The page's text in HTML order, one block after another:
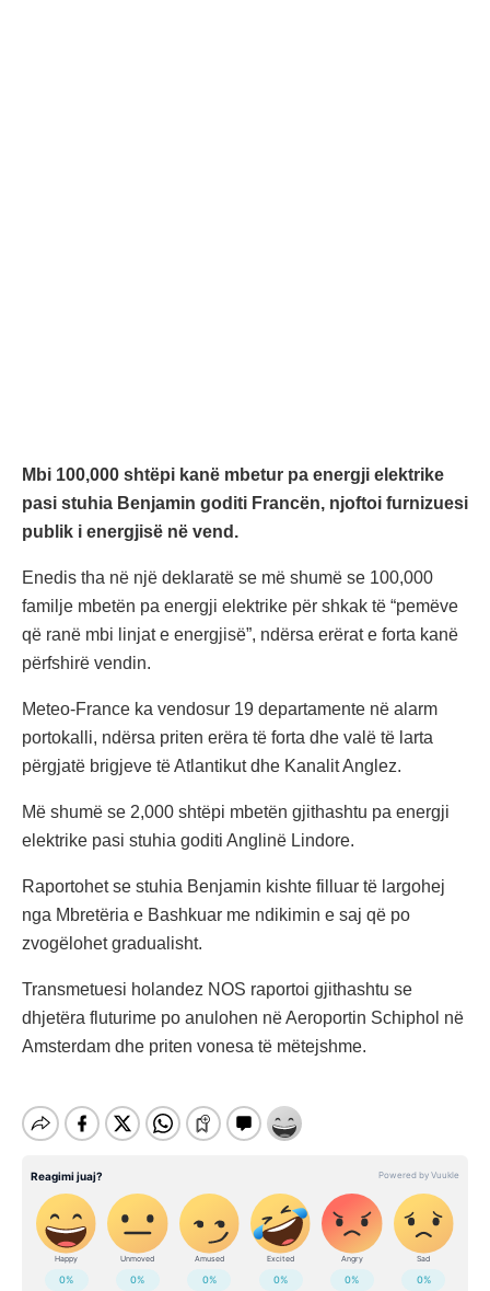
Mbi 100,000 shtëpi kanë mbetur pa energji elektrike
pasi stuhia Benjamin goditi Francën, njoftoi furnizuesi
publik i energjisë në vend.
Enedis tha në një deklaratë se më shumë se 100,000
familje mbetën pa energji elektrike për shkak të “pemëve
që ranë mbi linjat e energjisë”, ndërsa erërat e forta kanë
përfshirë vendin.
Meteo-France ka vendosur 19 departamente në alarm
portokalli, ndërsa priten erëra të forta dhe valë të larta
përgjatë brigjeve të Atlantikut dhe Kanalit Anglez.
Më shumë se 2,000 shtëpi mbetën gjithashtu pa energji
elektrike pasi stuhia goditi Anglinë Lindore.
Raportohet se stuhia Benjamin kishte filluar të largohej
nga Mbretëria e Bashkuar me ndikimin e saj që po
zvogëlohet gradualisht.
Transmetuesi holandez NOS raportoi gjithashtu se
dhjetëra fluturime po anulohen në Aeroportin Schiphol në
Amsterdam dhe priten vonesa të mëtejshme.